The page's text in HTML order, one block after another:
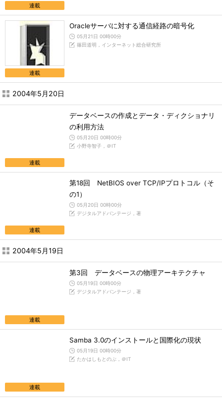
連載
連載
Oracleサーバに対する通信経路の暗号化
05月21日 00時00分
篠田道明，インターネット総合研究所
2004年5月20日
連載
データベースの作成とデータ・ディクショナリ
の利用方法
05月20日 00時00分
小野寺智子，＠IT
連載
第18回 NetBIOS over TCP/IPプロトコル（そ
の1）
05月20日 00時00分
デジタルアドバンテージ，著
2004年5月19日
連載
第3回 データベースの物理アーキテクチャ
05月19日 00時00分
デジタルアドバンテージ，著
連載
Samba 3.0のインストールと国際化の現状
05月19日 00時00分
たかはしもとのぶ，＠IT